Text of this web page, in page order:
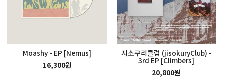
Moashy - EP [Nemus]
16,300원
지소쿠리클럽 (jisokuryClub) -
3rd EP [Climbers]
20,800원